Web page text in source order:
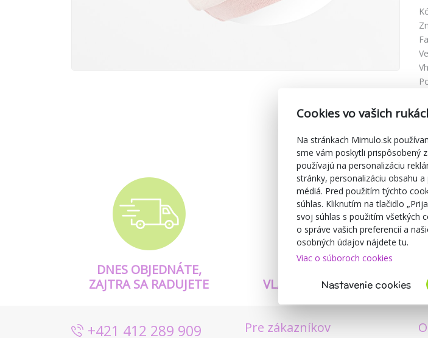
DNES OBJEDNÁTE,
ZAJTRA SA RADUJETE
VLASTNÉ PRODUKTY
+421 412 289 909 Pre zákazníkov
Cookies vo vašich
Na stránkach Mimulo.sk
sme vám poskytli prispôsobený
používajú na personalizáciu
stránky, personalizáciu obsahu
médiá. Pred použitím týchto
súhlas. Kliknutím na tlačidlo
svoj súhlas s použitím všetkých
o správe vašich preferencií a
osobných údajov nájdete tu.
Viac o súboroch cookies
Nastavenie cookies